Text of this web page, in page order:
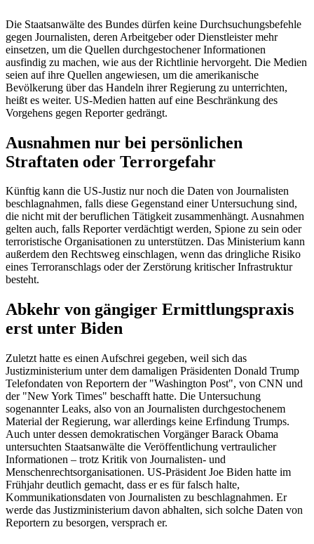
Die Staatsanwälte des Bundes dürfen keine Durchsuchungsbefehle
gegen Journalisten, deren Arbeitgeber oder Dienstleister mehr
einsetzen, um die Quellen durchgestochener Informationen
ausfindig zu machen, wie aus der Richtlinie hervorgeht. Die Medien
seien auf ihre Quellen angewiesen, um die amerikanische
Bevölkerung über das Handeln ihrer Regierung zu unterrichten,
heißt es weiter. US-Medien hatten auf eine Beschränkung des
Vorgehens gegen Reporter gedrängt.
Ausnahmen nur bei persönlichen
Straftaten oder Terrorgefahr
Künftig kann die US-Justiz nur noch die Daten von Journalisten
beschlagnahmen, falls diese Gegenstand einer Untersuchung sind,
die nicht mit der beruflichen Tätigkeit zusammenhängt. Ausnahmen
gelten auch, falls Reporter verdächtigt werden, Spione zu sein oder
terroristische Organisationen zu unterstützen. Das Ministerium kann
außerdem den Rechtsweg einschlagen, wenn das dringliche Risiko
eines Terroranschlags oder der Zerstörung kritischer Infrastruktur
besteht.
Abkehr von gängiger Ermittlungspraxis
erst unter Biden
Zuletzt hatte es einen Aufschrei gegeben, weil sich das
Justizministerium unter dem damaligen Präsidenten Donald Trump
Telefondaten von Reportern der "Washington Post", von CNN und
der "New York Times" beschafft hatte. Die Untersuchung
sogenannter Leaks, also von an Journalisten durchgestochenem
Material der Regierung, war allerdings keine Erfindung Trumps.
Auch unter dessen demokratischen Vorgänger Barack Obama
untersuchten Staatsanwälte die Veröffentlichung vertraulicher
Informationen – trotz Kritik von Journalisten- und
Menschenrechtsorganisationen. US-Präsident Joe Biden hatte im
Frühjahr deutlich gemacht, dass er es für falsch halte,
Kommunikationsdaten von Journalisten zu beschlagnahmen. Er
werde das Justizministerium davon abhalten, sich solche Daten von
Reportern zu besorgen, versprach er.